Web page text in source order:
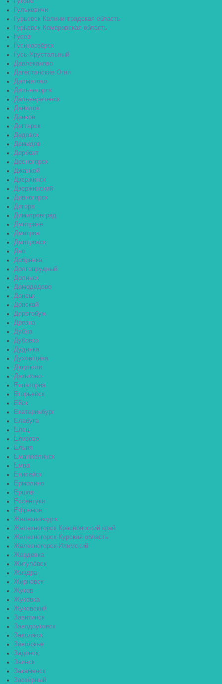
Гулькевичи
Гурьевск Калининградская область
Гурьевск Кемеровская область
Гусев
Гусиноозёрск
Гусь-Хрустальный
Давлеканово
Дагестанские Огни
Далматово
Дальнегорск
Дальнереченск
Данилов
Данков
Дегтярск
Дедовск
Демидов
Дербент
Десногорск
Джанкой
Дзержинск
Дзержинский
Дивногорск
Дигора
Димитровград
Дмитриев
Дмитров
Дмитровск
Дно
Добрянка
Долгопрудный
Долинск
Домодедово
Донецк
Донской
Дорогобуж
Дрезна
Дубна
Дубовка
Дудинка
Духовщина
Дюртюли
Дятьково
Евпатория
Егорьевск
Ейск
Екатеринбург
Елабуга
Елец
Елизово
Ельня
Еманжелинск
Емва
Енисейск
Ермолино
Ершов
Ессентуки
Ефремов
Железноводск
Железногорск Красноярский край
Железногорск Курская область
Железногорск-Илимский
Жердевка
Жигулёвск
Жиздра
Жирновск
Жуков
Жуковка
Жуковский
Завитинск
Заводоуковск
Заволжск
Заволжье
Задонск
Заинск
Закаменск
Заозёрный